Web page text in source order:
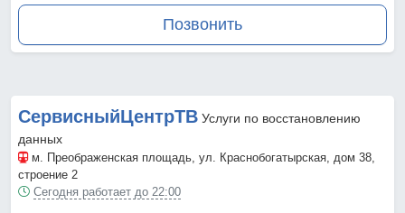
Позвонить
СервисныйЦентрТВ Услуги по восстановлению
данных
м. Преображенская площадь, ул. Краснобогатырская, дом 38,
строение 2
Сегодня работает до 22:00